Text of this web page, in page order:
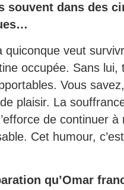
souvent dans des
quiconque veut
occupée. Sans lui,
Vous
plaisir. La
de continuer
Cet humour,
qu’Omar